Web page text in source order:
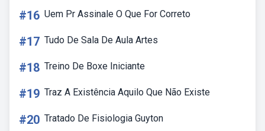
#16 Uem Pr Assinale O Que For Correto
#17 Tudo De Sala De Aula Artes
#18 Treino De Boxe Iniciante
#19 Traz A Existência Aquilo Que Não Existe
#20 Tratado De Fisiologia Guyton